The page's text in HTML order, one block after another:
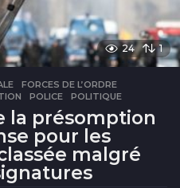
24 1
,FORCES DE L’ORDRE
,POLICE ,POLITIQUE
la présomption
pour les
malgré